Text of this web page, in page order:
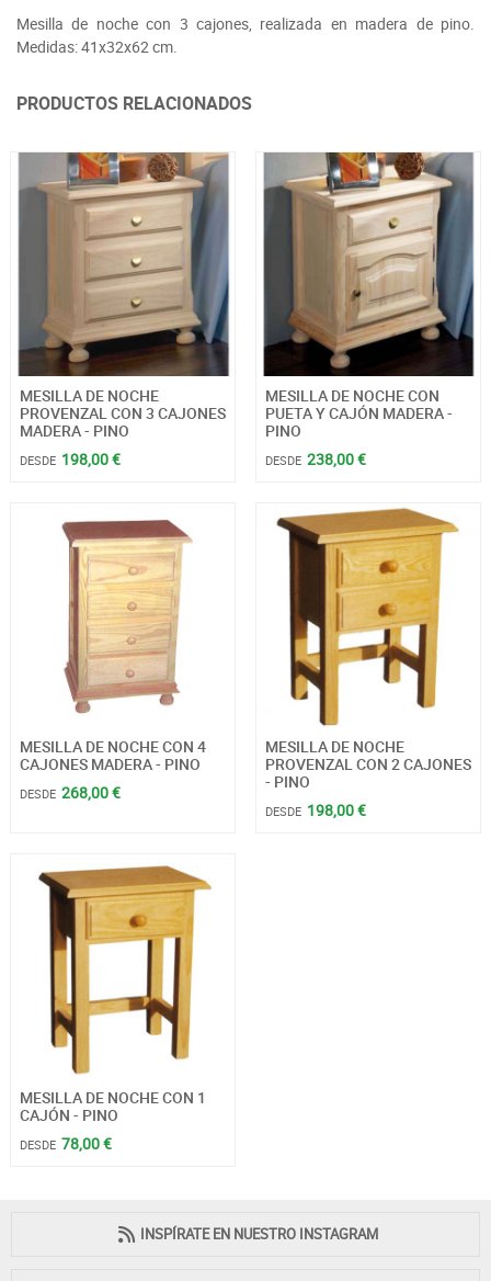
Mesilla de noche con 3 cajones, realizada en madera de pino.
Medidas: 41x32x62 cm.
PRODUCTOS RELACIONADOS
MESILLA DE NOCHE
PROVENZAL CON 3 CAJONES
MADERA - PINO
DESDE 198,00 €
MESILLA DE NOCHE CON
PUETA Y CAJÓN MADERA -
PINO
DESDE 238,00 €
MESILLA DE NOCHE CON 4
CAJONES MADERA - PINO
DESDE 268,00 €
MESILLA DE NOCHE
PROVENZAL CON 2 CAJONES
- PINO
DESDE 198,00 €
MESILLA DE NOCHE CON 1
CAJÓN - PINO
DESDE 78,00 €
INSPÍRATE EN NUESTRO INSTAGRAM